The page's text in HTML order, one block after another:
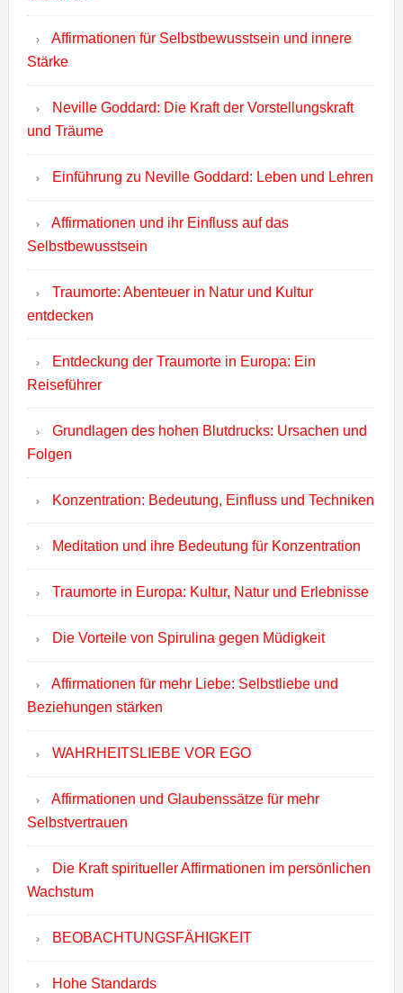
Affirmationen für Selbstbewusstsein und innere
Stärke
Neville Goddard: Die Kraft der Vorstellungskraft
und Träume
Einführung zu Neville Goddard: Leben und Lehren
Affirmationen und ihr Einfluss auf das
Selbstbewusstsein
Traumorte: Abenteuer in Natur und Kultur
entdecken
Entdeckung der Traumorte in Europa: Ein
Reiseführer
Grundlagen des hohen Blutdrucks: Ursachen und
Folgen
Konzentration: Bedeutung, Einfluss und Techniken
Meditation und ihre Bedeutung für Konzentration
Traumorte in Europa: Kultur, Natur und Erlebnisse
Die Vorteile von Spirulina gegen Müdigkeit
Affirmationen für mehr Liebe: Selbstliebe und
Beziehungen stärken
WAHRHEITSLIEBE VOR EGO
Affirmationen und Glaubenssätze für mehr
Selbstvertrauen
Die Kraft spiritueller Affirmationen im persönlichen
Wachstum
BEOBACHTUNGSFÄHIGKEIT
Hohe Standards